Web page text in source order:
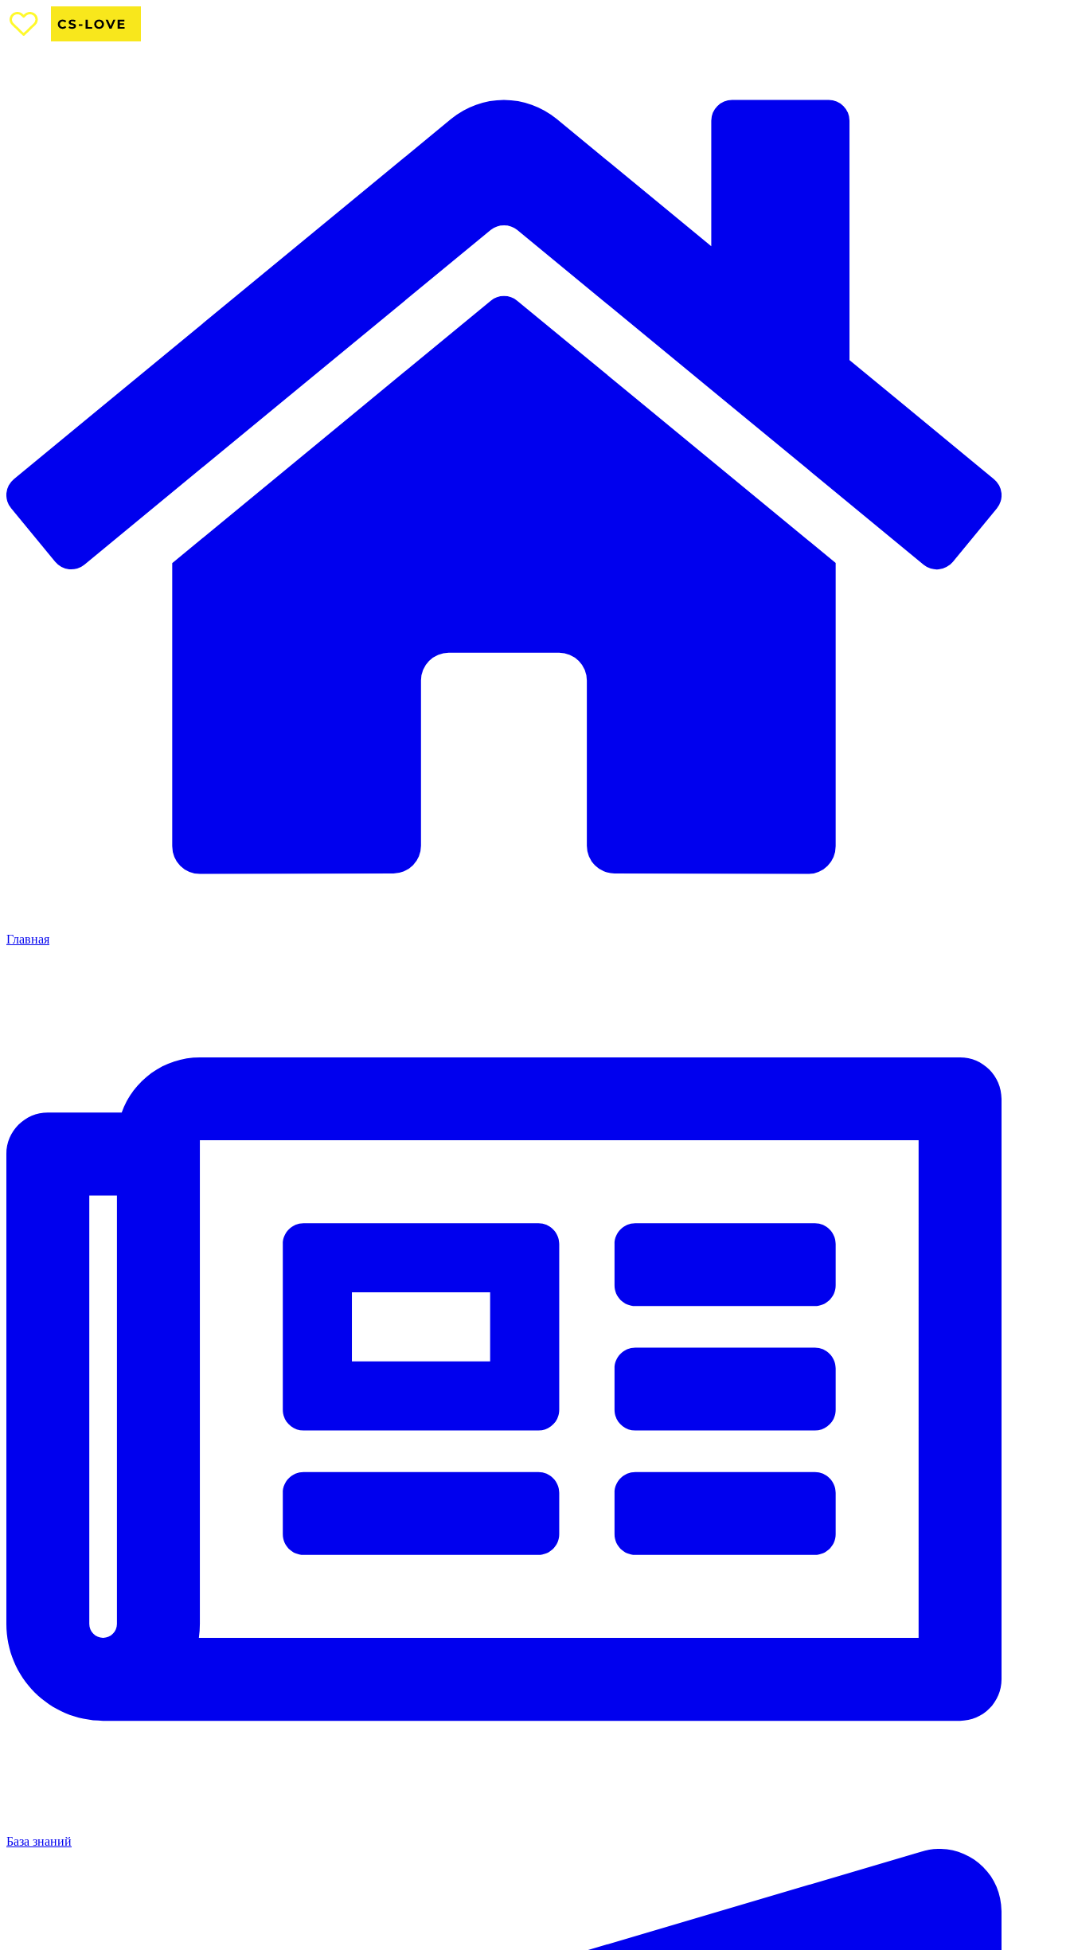
Главная
База знаний